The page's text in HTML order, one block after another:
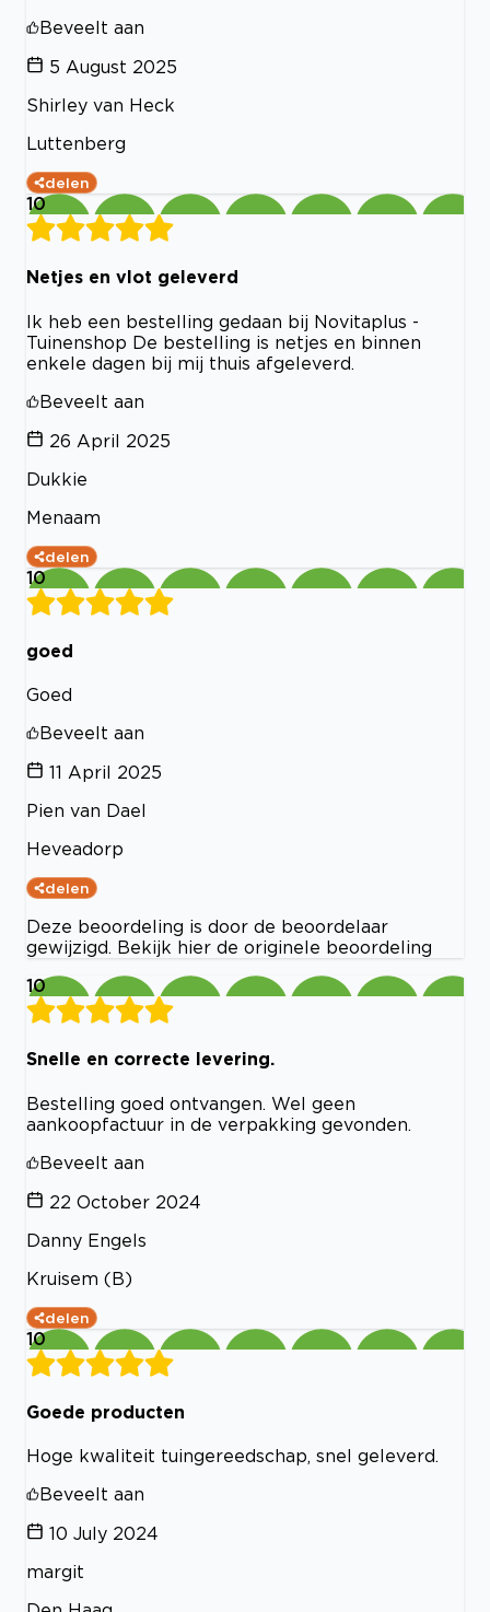
Beveelt aan
5 August 2025
Shirley van Heck
Luttenberg
delen
10
Netjes en vlot geleverd
Ik heb een bestelling gedaan bij Novitaplus -
Tuinenshop De bestelling is netjes en binnen
enkele dagen bij mij thuis afgeleverd.
Beveelt aan
26 April 2025
Dukkie
Menaam
delen
10
goed
Goed
Beveelt aan
11 April 2025
Pien van Dael
Heveadorp
delen
Deze beoordeling is door de beoordelaar
gewijzigd. Bekijk hier de originele beoordeling
10
Snelle en correcte levering.
Bestelling goed ontvangen. Wel geen
aankoopfactuur in de verpakking gevonden.
Beveelt aan
22 October 2024
Danny Engels
Kruisem (B)
delen
10
Goede producten
Hoge kwaliteit tuingereedschap, snel geleverd.
Beveelt aan
10 July 2024
margit